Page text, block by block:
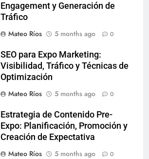
Engagement y Generación de
Tráfico
Mateo Ríos
5 months ago 0
SEO para Expo Marketing:
Visibilidad, Tráfico y Técnicas de
Optimización
Mateo Ríos
5 months ago 0
Estrategia de Contenido Pre-
Expo: Planificación, Promoción y
Creación de Expectativa
Mateo Ríos
5 months ago 0